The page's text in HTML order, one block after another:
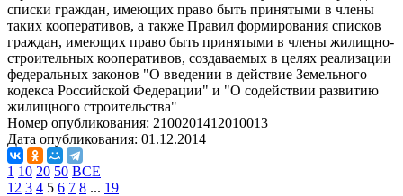
списки граждан, имеющих право быть принятыми в члены
таких кооперативов, а также Правил формирования списков
граждан, имеющих право быть принятыми в члены жилищно-
строительных кооперативов, создаваемых в целях реализации
федеральных законов "О введении в действие Земельного
кодекса Российской Федерации" и "О содействии развитию
жилищного строительства"
Номер опубликования: 2100201412010013
Дата опубликования: 01.12.2014
1 10 20 50 ВСЕ
1 2 3 4 5 6 7 8 ... 19